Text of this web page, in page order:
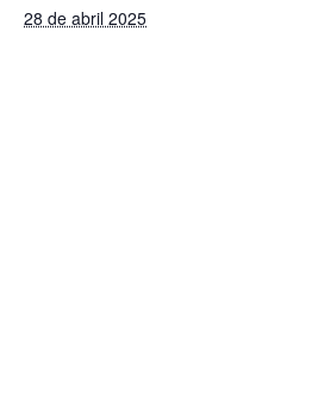
28 de abril 2025